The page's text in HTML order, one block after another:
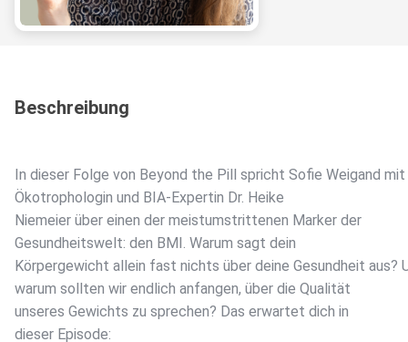
Beschreibung
In dieser Folge von Beyond the Pill spricht Sofie Weigand
Ökotrophologin und BIA-Expertin Dr. Heike
Niemeier über einen der meistumstrittenen Marker der
Gesundheitswelt: den BMI. Warum sagt dein
Körpergewicht allein fast nichts über deine Gesundheit aus?
warum sollten wir endlich anfangen, über die Qualität
unseres Gewichts zu sprechen? Das erwartet dich in
dieser Episode: